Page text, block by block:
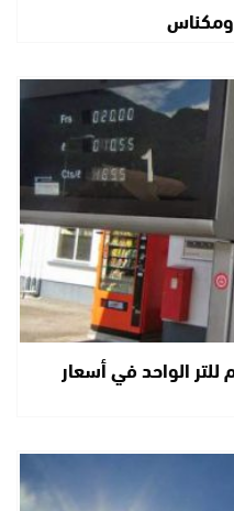
ما بين 2و3 دراهم للتر الواحد في أسعار